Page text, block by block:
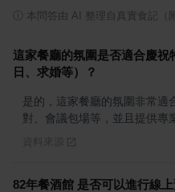
本問答由 AI 整理自真實食記（
這家餐廳的氛圍是否適合慶
日、求婚等）？
是的，這家餐廳的氛圍非常適
對、會議包場等，並且提供專
82年餐酒館 是否可以進行線上